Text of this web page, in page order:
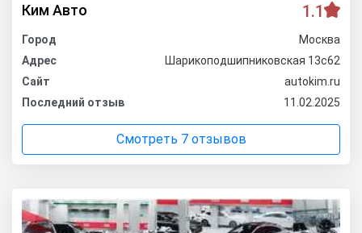
Ким Авто 1.1
Город
Москва
Адрес
Шарикоподшипниковская 13с62
Сайт
autokim.ru
Последний отзыв
11.02.2025
Смотреть 7 отзывов